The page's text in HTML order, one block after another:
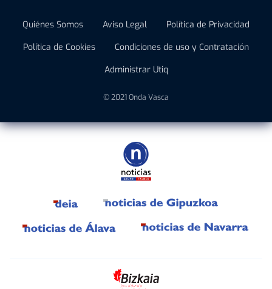
Quiénes Somos Aviso Legal
Política de Privacidad
Política de Cookies
Condiciones de uso y Contratación
Administrar Utiq
© 2021 Onda Vasca